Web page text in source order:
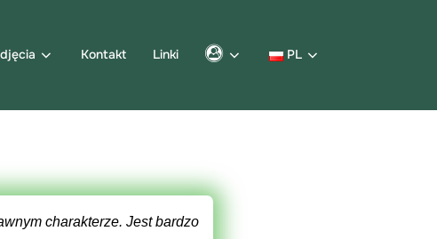
Kontakt Linki PL
charakterze. Jest bardzo